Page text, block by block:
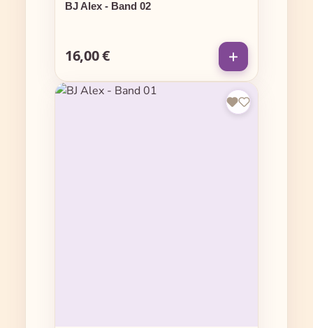
BJ Alex - Band 02
Regulärer Preis:
16,00 €